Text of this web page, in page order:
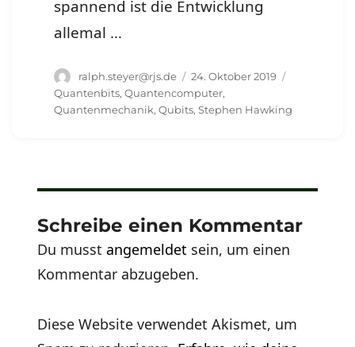
spannend ist die Entwicklung
allemal …
Autor
ralph.steyer@rjs.de
Veröffentlicht
am
24. Oktober 2019
Quantenbits,Quantencomputer,
Quantenmechanik,Qubits,Stephen Hawking
Schreibe einen Kommentar
Du musstangemeldet sein, um einen
Kommentar abzugeben.
Diese Website verwendet Akismet, um